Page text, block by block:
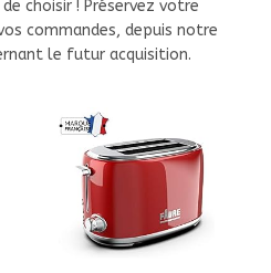
choisir ! Préservez votre
commandes, depuis notre
le futur acquisition.